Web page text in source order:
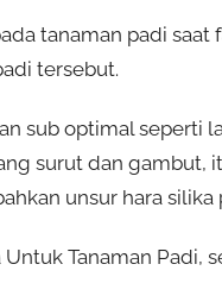
tanaman padi
tersebut.
sub optimal seperti
surut dan gambut,
unsur hara
Tanaman Padi,